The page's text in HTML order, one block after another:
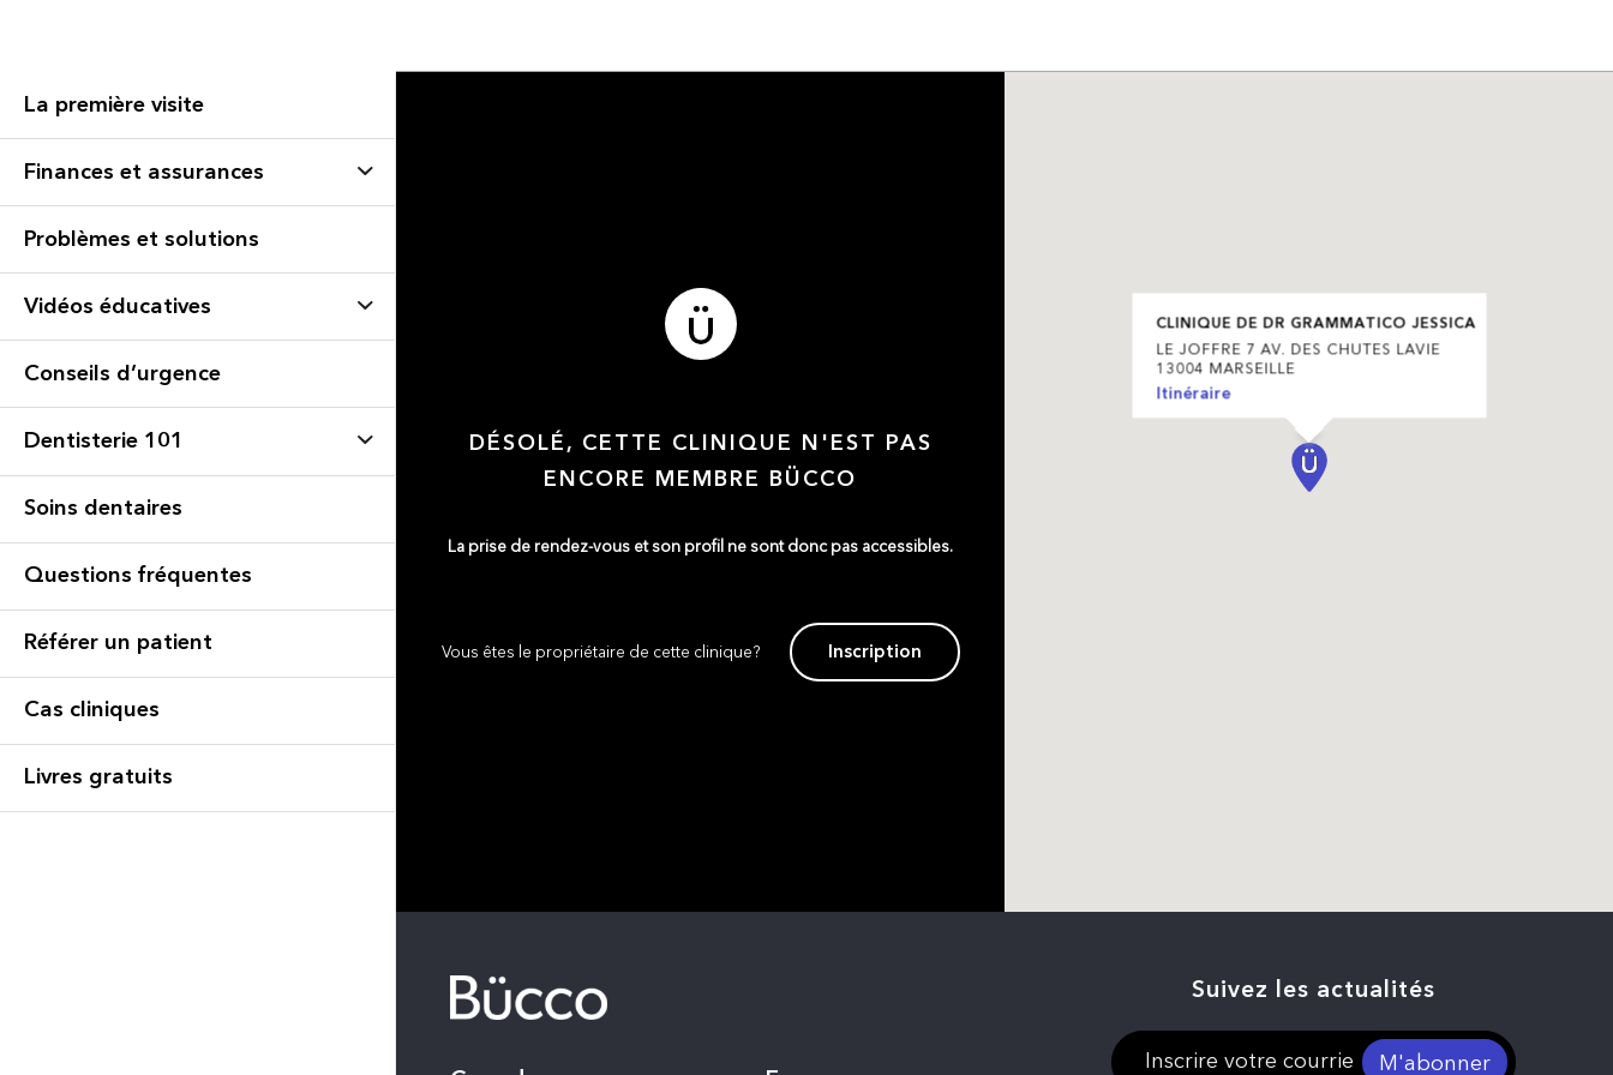
La première visite
Finances et assurances
Problèmes et solutions
Vidéos éducatives
Conseils d’urgence
Dentisterie 101
Soins dentaires
Questions fréquentes
Référer un patient
Cas cliniques
Livres gratuits
DÉSOLÉ, CETTE CLINIQUE N'EST PAS
ENCORE MEMBRE BÜCCO
La prise de rendez-vous et son profil ne sont donc pas accessibles.
Vous êtes le propriétaire de cette clinique? Inscription
CLINIQUE DE DR GRAMMATICO JESSICA
LE JOFFRE 7 AV. DES CHUTES LAVIE
13004 MARSEILLE
Itinéraire
Suivez les actualités
M'abonner